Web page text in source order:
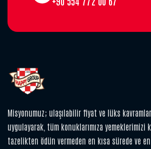
Misyonumuz; ulaşılabilir fiyat ve lüks
uygulayarak, tüm konuklarımıza yemeklerimizi
tazelikten ödün vermeden en kısa sürede ve